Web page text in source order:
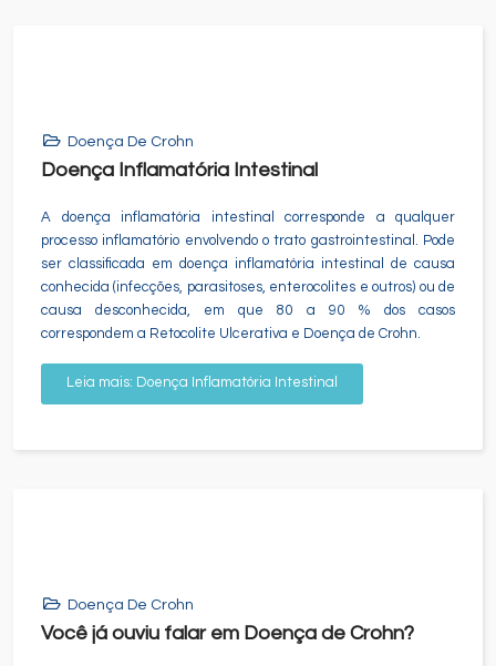
Doença De Crohn
Doença Inflamatória Intestinal
A doença inflamatória intestinal corresponde a qualquer
processo inflamatório envolvendo o trato gastrointestinal. Pode
ser classificada em doença inflamatória intestinal de causa
conhecida (infecções, parasitoses, enterocolites e outros) ou de
causa desconhecida, em que 80 a 90 % dos casos
correspondem a Retocolite Ulcerativa e Doença de Crohn.
Leia mais: Doença Inflamatória Intestinal
Doença De Crohn
Você já ouviu falar em Doença de Crohn?